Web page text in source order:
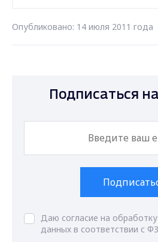
Опубликовано: 14 июля 2011 года
Подписаться
Даю согласие на
данных в соответствии с